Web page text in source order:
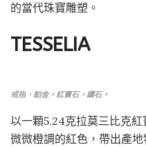
的當代珠寶雕塑。
TESSELIA
戒指，鉑金，紅寶石，鑽石。
以一顆5.24克拉莫三比克
微微橙調的紅色，帶出產